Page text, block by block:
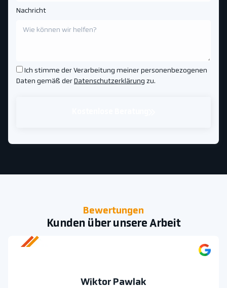
Nachricht
Ich stimme der Verarbeitung meiner personenbezogenen
Daten gemäß der Datenschutzerklärung zu.
Bewertungen
Kunden über unsere Arbeit
Wiktor Pawlak